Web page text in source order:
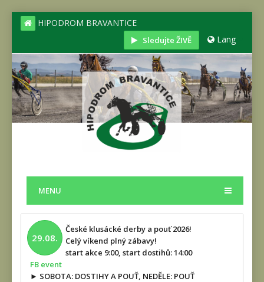
HIPODROM BRAVANTICE
Sledujte ŽIVĚ Lang
MENU
29.08.
České klusácké derby a pouť 2026!
Celý víkend plný zábavy!
start akce 9:00, start dostihů: 14:00
FB event
► SOBOTA: DOSTIHY A POUŤ, NEDĚLE: POUŤ